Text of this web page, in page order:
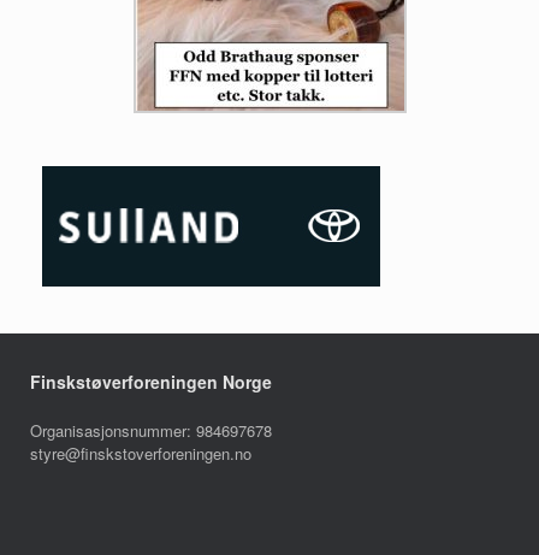
Finskstøverforeningen Norge
Organisasjonsnummer: 984697678
styre@finskstoverforeningen.no